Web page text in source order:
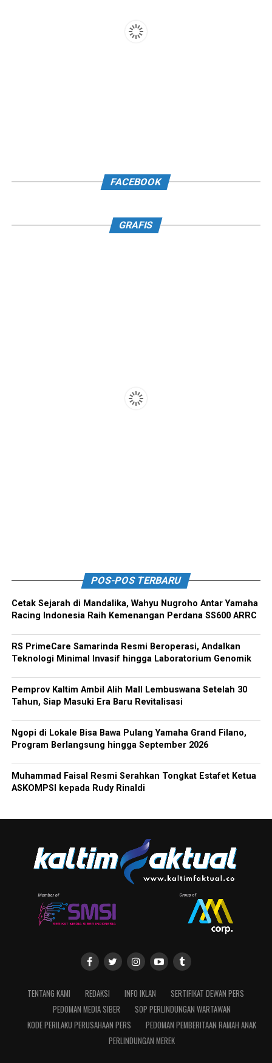
FACEBOOK
GRAFIS
POS-POS TERBARU
Cetak Sejarah di Mandalika, Wahyu Nugroho Antar Yamaha
Racing Indonesia Raih Kemenangan Perdana SS600 ARRC
RS PrimeCare Samarinda Resmi Beroperasi, Andalkan
Teknologi Minimal Invasif hingga Laboratorium Genomik
Pemprov Kaltim Ambil Alih Mall Lembuswana Setelah 30
Tahun, Siap Masuki Era Baru Revitalisasi
Ngopi di Lokale Bisa Bawa Pulang Yamaha Grand Filano,
Program Berlangsung hingga September 2026
Muhammad Faisal Resmi Serahkan Tongkat Estafet Ketua
ASKOMPSI kepada Rudy Rinaldi
TENTANG KAMI REDAKSI INFO IKLAN
SERTIFIKAT DEWAN PERS
PEDOMAN MEDIA SIBER
SOP PERLINDUNGAN WARTAWAN
KODE PERILAKU PERUSAHAAN PERS
PEDOMAN PEMBERITAAN RAMAH ANAK
PERLINDUNGAN MEREK